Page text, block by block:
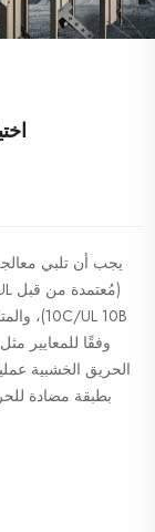
الحريق الخشبية
بطبقة مضادة